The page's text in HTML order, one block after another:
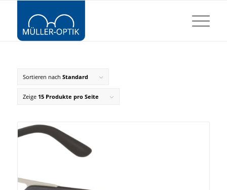
Sortieren nach Standard
Zeige 15 Produkte pro Seite